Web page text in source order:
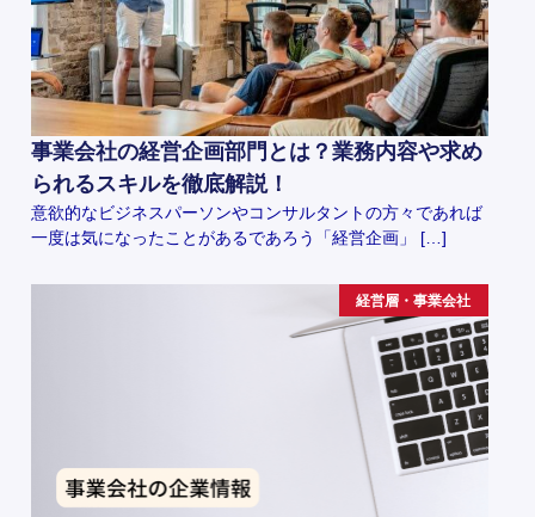
事業会社の経営企画部門とは？業務内容や求め
られるスキルを徹底解説！
意欲的なビジネスパーソンやコンサルタントの方々であれば
一度は気になったことがあるであろう「経営企画」 […]
経営層・事業会社